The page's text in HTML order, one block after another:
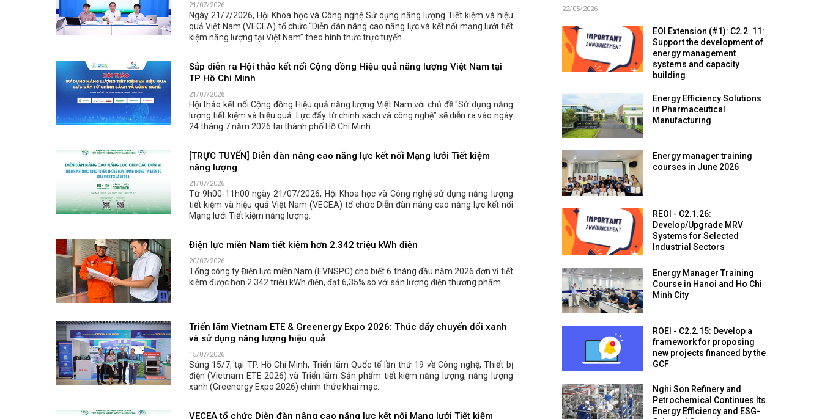
21/07/2026
Ngày 21/7/2026, Hội Khoa học và Công nghệ Sử dụng năng lượng Tiết kiệm và hiệu
quả Việt Nam (VECEA) tổ chức “Diễn đàn nâng cao năng lực và kết nối mạng lưới tiết
kiệm năng lượng tại Việt Nam” theo hình thức trực tuyến.
Sắp diễn ra Hội thảo kết nối Cộng đồng Hiệu quả năng lượng Việt Nam tại
TP Hồ Chí Minh
21/07/2026
Hội thảo kết nối Cộng đồng Hiệu quả năng lượng Việt Nam với chủ đề “Sử dụng năng
lượng tiết kiệm và hiệu quả: Lực đẩy từ chính sách và công nghệ” sẽ diễn ra vào ngày
24 tháng 7 năm 2026 tại thành phố Hồ Chí Minh.
[TRỰC TUYẾN] Diễn đàn nâng cao năng lực kết nối Mạng lưới Tiết kiệm
năng lượng
21/07/2026
Từ 9h00-11h00 ngày 21/07/2026, Hội Khoa học và Công nghệ sử dụng năng lượng
tiết kiệm và hiệu quả Việt Nam (VECEA) tổ chức Diễn đàn nâng cao năng lực kết nối
Mạng lưới Tiết kiệm năng lượng.
Điện lực miền Nam tiết kiệm hơn 2.342 triệu kWh điện
20/07/2026
Tổng công ty Điện lực miền Nam (EVNSPC) cho biết 6 tháng đầu năm 2026 đơn vị tiết
kiệm được hơn 2.342 triệu kWh điện, đạt 6,35% so với sản lượng điện thương phẩm.
Triển lãm Vietnam ETE & Greenergy Expo 2026: Thúc đẩy chuyển đổi xanh
và sử dụng năng lượng hiệu quả
15/07/2026
Sáng 15/7, tại TP. Hồ Chí Minh, Triển lãm Quốc tế lần thứ 19 về Công nghệ, Thiết bị
điện (Vietnam ETE 2026) và Triển lãm Sản phẩm tiết kiệm năng lượng, năng lượng
xanh (Greenergy Expo 2026) chính thức khai mạc.
VECEA tổ chức Diễn đàn nâng cao năng lực kết nối Mạng lưới Tiết kiệm
22/05/2026
EOI Extension (#1): C2.2. 11:
Support the development of
energy management
systems and capacity
building
Energy Efficiency Solutions
in Pharmaceutical
Manufacturing
Energy manager training
courses in June 2026
REOI - C2.1.26:
Develop/Upgrade MRV
Systems for Selected
Industrial Sectors
Energy Manager Training
Course in Hanoi and Ho Chi
Minh City
ROEI - C2.2.15: Develop a
framework for proposing
new projects financed by the
GCF
Nghi Son Refinery and
Petrochemical Continues Its
Energy Efficiency and ESG-